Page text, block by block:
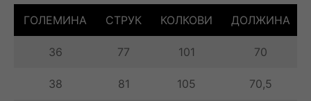
ГОЛЕМИНА СТРУК КОЛКОВИ ДОЛЖИНА
36 77 101 70
38 81 105 70,5